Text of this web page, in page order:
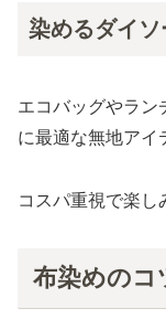
染めるダイ
エコバッグやラン
に最適な無地アイ
コスパ重視で楽し
布染めのコ